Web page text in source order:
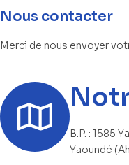
Nous contacter
Merci de nous envoyer
B.P. : 1585
Yaoundé